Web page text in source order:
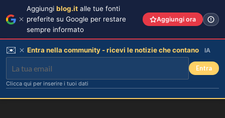
Aggiungi blog.it alle tue fonti
preferite su Google per restare
sempre informato
Aggiungi ora
✉️ Entra nella community - ricevi le notizie che contano IA
Entra
Clicca qui per inserire i tuoi dati